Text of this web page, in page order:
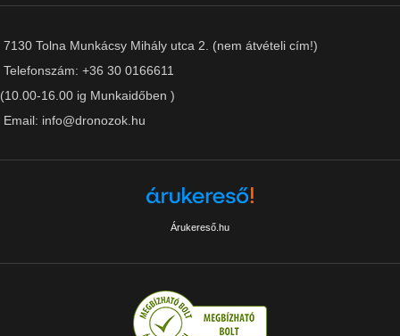
7130 Tolna Munkácsy Mihály utca 2. (nem átvételi cím!)
Telefonszám: +36 30 0166611
(10.00-16.00 ig Munkaidőben )
Email: info@dronozok.hu
Árukereső.hu